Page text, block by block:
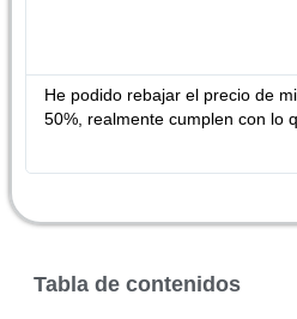
He podido rebajar el precio de
50%, realmente cumplen con lo
Tabla de contenidos